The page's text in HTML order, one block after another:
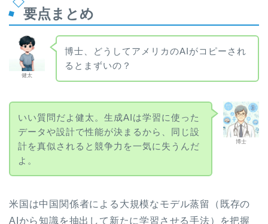
要点まとめ
健太
博士、どうしてアメリカのAIがコピーされ
るとまずいの？
博士
いい質問だよ健太。生成AIは学習に使った
データや設計で性能が決まるから、同じ設
計を真似されると競争力を一気に失うんだ
よ。
米国は中国関係者による大規模なモデル蒸留（既存の
AIから知識を抽出して新たに学習させる手法）を把握